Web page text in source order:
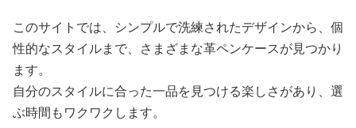
このサイトでは、シンプルで洗練されたデザインから、個
性的なスタイルまで、さまざまな革ペンケースが見つかり
ます。
自分のスタイルに合った一品を見つける楽しさがあり、選
ぶ時間もワクワクします。